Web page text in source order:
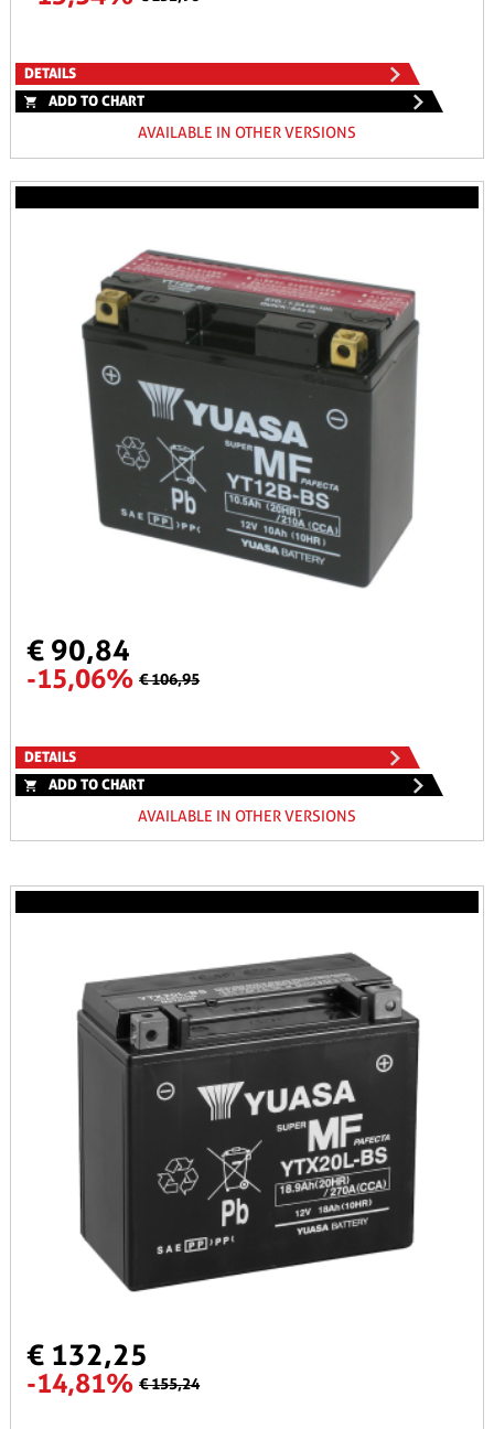
DETAILS
ADD TO CHART
AVAILABLE IN OTHER VERSIONS
€ 90,84
-15,06% € 106,95
DETAILS
ADD TO CHART
AVAILABLE IN OTHER VERSIONS
€ 132,25
-14,81% € 155,24